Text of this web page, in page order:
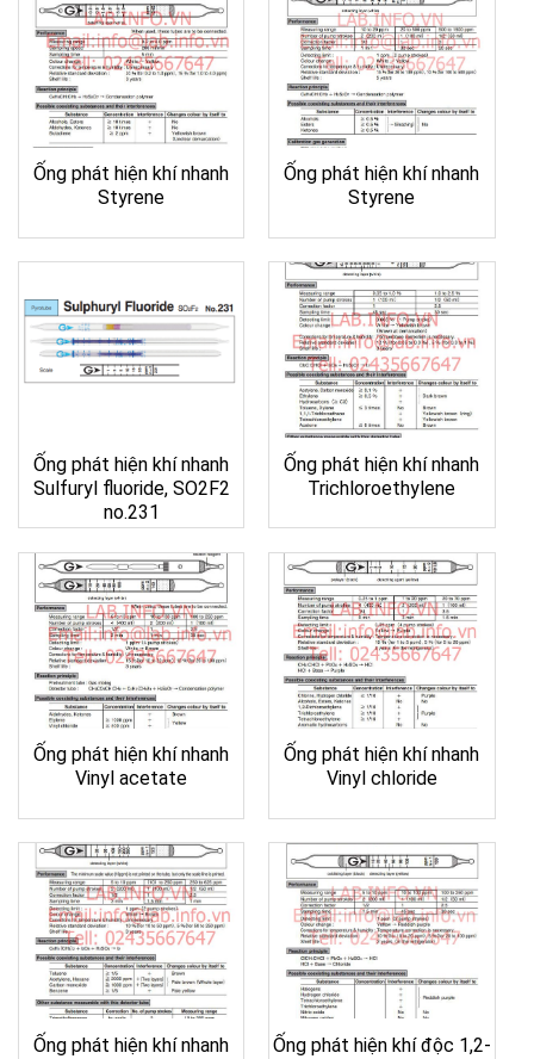
Ống phát hiện khí nhanh
Styrene
Ống phát hiện khí nhanh
Styrene
Ống phát hiện khí nhanh
Sulfuryl fluoride, SO2F2
no.231
Ống phát hiện khí nhanh
Trichloroethylene
Ống phát hiện khí nhanh
Vinyl acetate
Ống phát hiện khí nhanh
Vinyl chloride
Ống phát hiện khí nhanh
Ống phát hiện khí độc 1,2-